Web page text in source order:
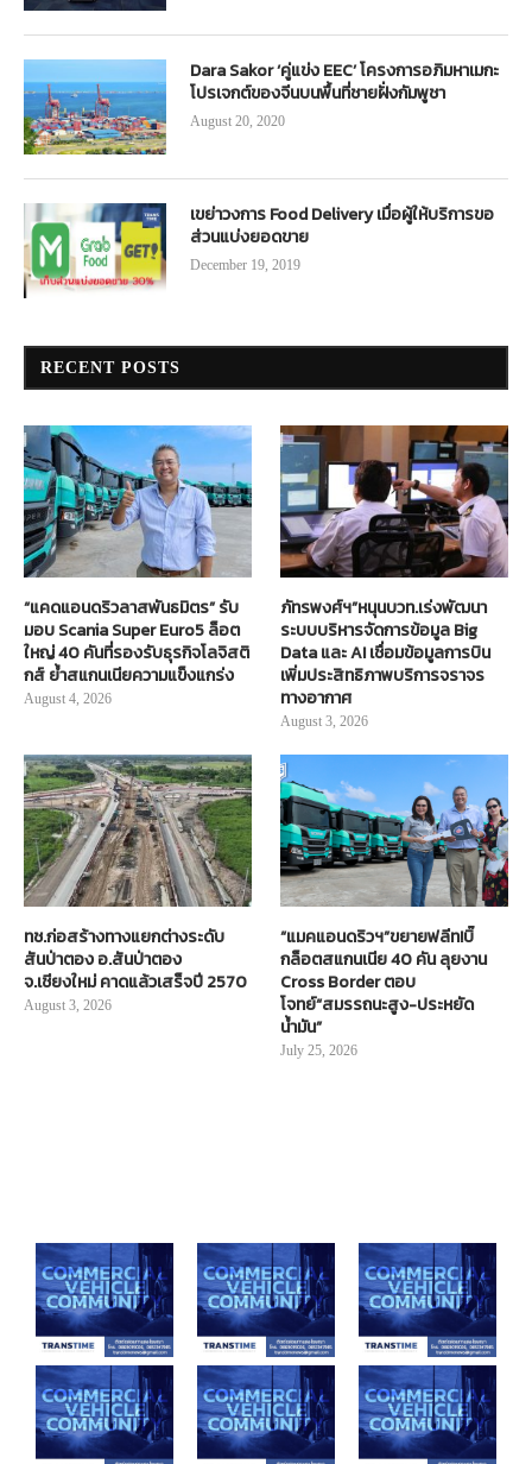
Dara Sakor ‘คู่แข่ง EEC’ โครงการอภิมหาเมกะ
โปรเจกต์ของจีนบนพื้นที่ชายฝั่งกัมพูชา
August 20, 2020
เขย่าวงการ Food Delivery เมื่อผู้ให้บริการขอ
ส่วนแบ่งยอดขาย
December 19, 2019
RECENT POSTS
“แคดแอนดริวลาสพันธมิตร” รับ
มอบ Scania Super Euro5 ล็อต
ใหญ่ 40 คันที่รองรับธุรกิจโลจิสติ
กส์ ย้ำสแกนเนียความแข็งแกร่ง
August 4, 2026
ภัทรพงศ์ฯ”หนุนบวท.เร่งพัฒนา
ระบบบริหารจัดการข้อมูล Big
Data และ AI เชื่อมข้อมูลการบิน
เพิ่มประสิทธิภาพบริการจราจร
ทางอากาศ
August 3, 2026
ทช.ก่อสร้างทางแยกต่างระดับ
สันป่าตอง อ.สันป่าตอง
จ.เชียงใหม่ คาดแล้วเสร็จปี 2570
August 3, 2026
“แมคแอนดริวฯ”ขยายฟลีท!บิ๊
กล็อตสแกนเนีย 40 คัน ลุยงาน
Cross Border ตอบ
โจทย์“สมรรถนะสูง-ประหยัด
น้ำมัน”
July 25, 2026